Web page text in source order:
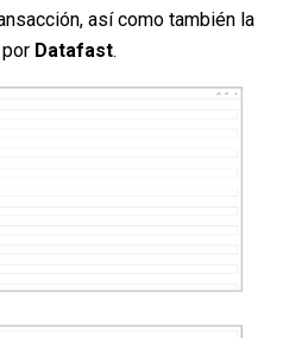
así como también la
Datafast.